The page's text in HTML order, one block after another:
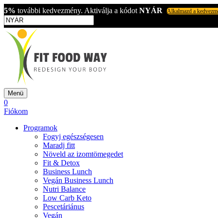
5% további kedvezmény. Aktiválja a kódot NYÁR Alkalmazd a
Menü
0
Fiókom
Programok
Fogyj egészségesen
Maradj fitt
Növeld az izomtömegedet
Fit & Detox
Business Lunch
Vegán Business Lunch
Nutri Balance
Low Carb Keto
Pescetáriánus
Vegán